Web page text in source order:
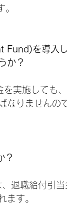
Fund)を導入
か？
実施しても
なりませんの
？
退職給付引
ます。